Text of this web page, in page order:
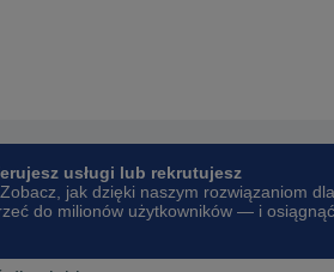
usługi lub rekrutujesz
Zobacz, jak dzięki naszym rozwiązaniom dla
do milionów użytkowników — i osiągnąć